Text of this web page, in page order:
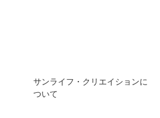
サンライフ・クリエイションに
ついて